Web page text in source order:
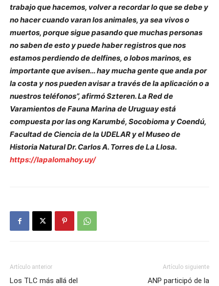
trabajo que hacemos, volver a recordar lo que se debe y
no hacer cuando varan los animales, ya sea vivos o
muertos, porque sigue pasando que muchas personas
no saben de esto y puede haber registros que nos
estamos perdiendo de delfines, o lobos marinos, es
importante que avisen… hay mucha gente que anda por
la costa y nos pueden avisar a través de la aplicación o a
nuestros teléfonos”, afirmó Szteren. La Red de
Varamientos de Fauna Marina de Uruguay está
compuesta por las ong Karumbé, Socobioma y Coendú,
Facultad de Ciencia de la UDELAR y el Museo de
Historia Natural Dr. Carlos A. Torres de La Llosa.
https://lapalomahoy.uy/
Artículo anterior
Los TLC más allá del
Artículo siguiente
ANP participó de la